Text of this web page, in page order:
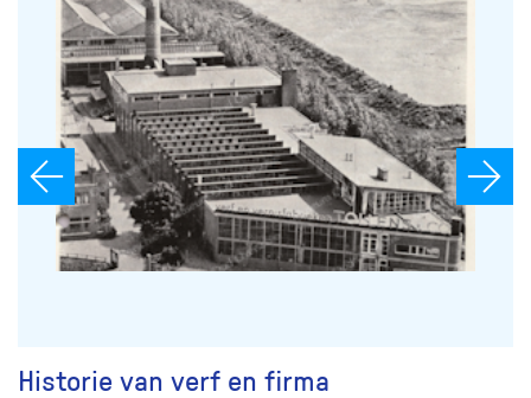
Historie van verf en firma